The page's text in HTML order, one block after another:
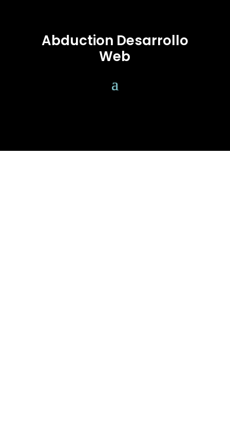
Abduction Desarrollo
Web